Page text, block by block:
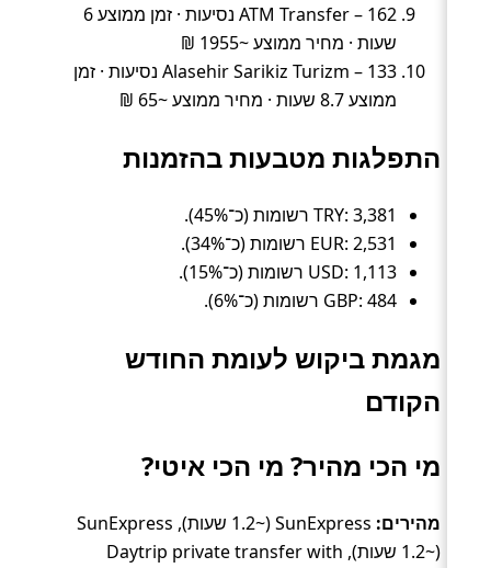
ATM Transfer – 162 נסיעות · זמן ממוצע 6
שעות · מחיר ממוצע ~1955 ₪
Alasehir Sarikiz Turizm – 133 נסיעות · זמן
ממוצע 8.7 שעות · מחיר ממוצע ~65 ₪
התפלגות מטבעות בהזמנות
TRY: 3,381 רשומות (כ־45%).
EUR: 2,531 רשומות (כ־34%).
USD: 1,113 רשומות (כ־15%).
GBP: 484 רשומות (כ־6%).
מגמת ביקוש לעומת החודש
הקודם
מי הכי מהיר? מי הכי איטי?
מהירים:
SunExpress (~1.2 שעות), SunExpress
(~1.2 שעות), Daytrip private transfer with